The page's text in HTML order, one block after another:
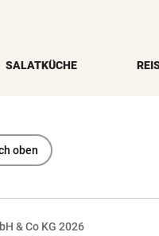
SALATKÜCHE
oben
& Co KG 2026